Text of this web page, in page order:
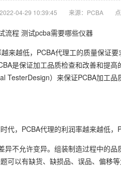
04-29 10:39:45 来源：PCBA
来越低，PCBA代理工的质量保证
是保证加工品质检查和改善和提
TesterDesign）来保证PCBA加工
，PCBA代理的利润率越来越低，
不允许变异。组装制造过程中的
可以有缺货、缺损品、误品、偏移